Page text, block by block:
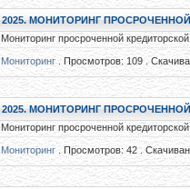
2025. МОНИТОРИНГ
Мониторинг просроченной
Мониторинг. Просмотров: 109 .
2025. МОНИТОРИНГ
Мониторинг просроченной
Мониторинг . Просмотров: 42 .